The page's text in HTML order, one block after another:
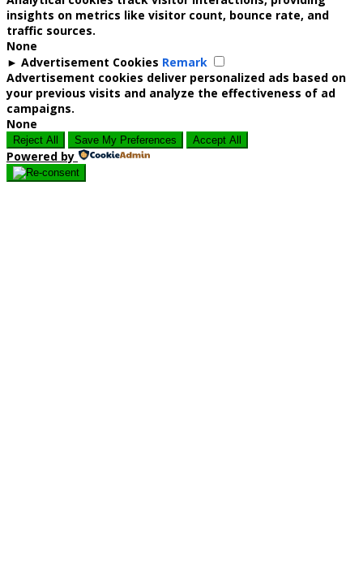
insights on metrics like visitor count, bounce rate, and
traffic sources.
None
► Advertisement Cookies Remark
Advertisement cookies deliver personalized ads based on
your previous visits and analyze the effectiveness of ad
campaigns.
None
Reject All Save My Preferences Accept All
Powered by